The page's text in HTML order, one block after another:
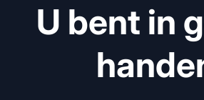
U bent in